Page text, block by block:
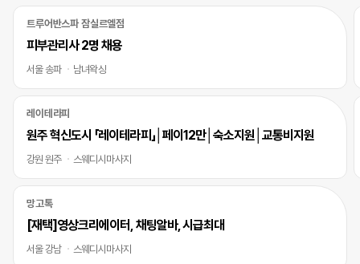
트루어반스파 잠실르엘점
피부관리사 2명 채용
서울 송파 남녀왁싱
레이테라피
원주 혁신도시 「레이테라피」│페이12만│숙소지원│교통비지원
강원 원주 스웨디시마사지
망고톡
[재택]영상크리에이터, 채팅알바, 시급최대
서울 강남 스웨디시마사지